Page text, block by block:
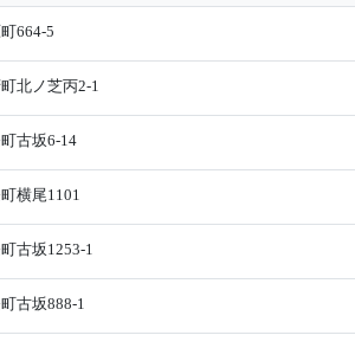
664-5
北ノ芝丙2-1
古坂6-14
横尾1101
古坂1253-1
古坂888-1